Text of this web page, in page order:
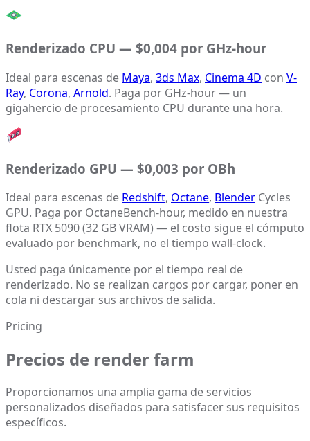
Renderizado CPU — $0,004 por GHz-hour
Ideal para escenas de Maya, 3ds Max, Cinema 4D con V-
Ray, Corona, Arnold. Paga por GHz-hour — un
gigahercio de procesamiento CPU durante una hora.
Renderizado GPU — $0,003 por OBh
Ideal para escenas de Redshift, Octane, Blender Cycles
GPU. Paga por OctaneBench-hour, medido en nuestra
flota RTX 5090 (32 GB VRAM) — el costo sigue el cómputo
evaluado por benchmark, no el tiempo wall-clock.
Usted paga únicamente por el tiempo real de
renderizado. No se realizan cargos por cargar, poner en
cola ni descargar sus archivos de salida.
Pricing
Precios de render farm
Proporcionamos una amplia gama de servicios
personalizados diseñados para satisfacer sus requisitos
específicos.